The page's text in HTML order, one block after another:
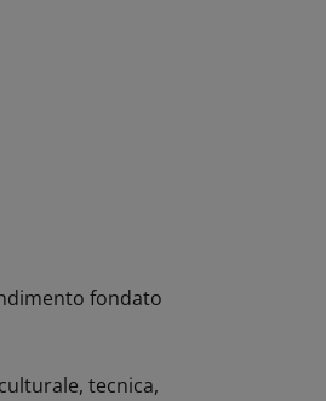
fondato
tecnica,